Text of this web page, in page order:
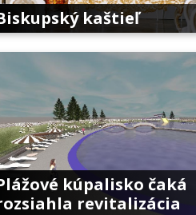
kaštieľ
kúpalisko čaká
revitalizácia